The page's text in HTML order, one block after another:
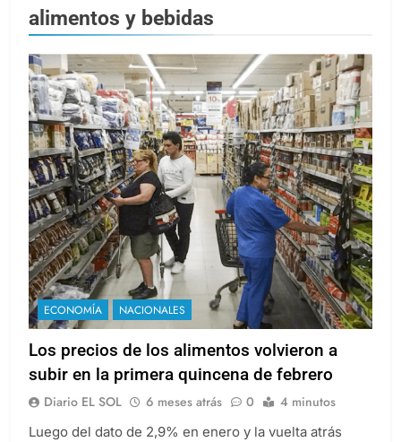
alimentos y bebidas
ECONOMÍA NACIONALES
Los precios de los alimentos volvieron a
subir en la primera quincena de febrero
Diario EL SOL 6 meses atrás 0 4 minutos
Luego del dato de 2,9% en enero y la vuelta atrás